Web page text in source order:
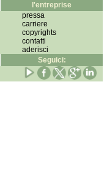
l'entreprise
pressa
carriere
copyrights
contatti
aderisci
Seguici: